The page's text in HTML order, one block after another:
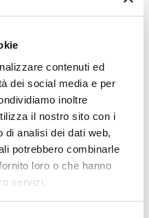
contenuti ed
dei social media e per
inoltre
il nostro sito con i
di analisi dei dati web,
potrebbero combinarle
loro o che hanno
servizi.